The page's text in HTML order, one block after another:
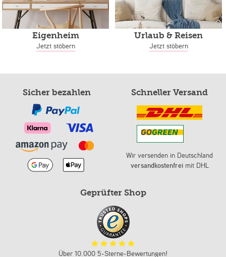
Eigenheim
Jetzt stöbern
Urlaub & Reisen
Jetzt stöbern
Sicher bezahlen Schneller Versand
Wir versenden in Deutschland
versandkostenfreimit DHL
Geprüfter Shop
Über 10.000 5-Sterne-Bewertungen!